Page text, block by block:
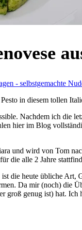
- selbstgemachte
in diesem tollen
Nachdem ich die
hier im Blog
und wird von Tom
die alle 2 Jahre
die heute übliche Art,
Da mir (noch) die
groß genug ist) hat.